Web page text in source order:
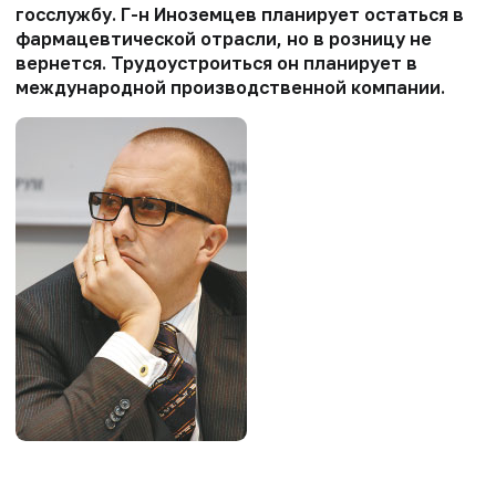
госслужбу. Г-н Иноземцев планирует остаться в
фармацевтической отрасли, но в розницу не
вернется. Трудоустроиться он планирует в
международной производственной компании.